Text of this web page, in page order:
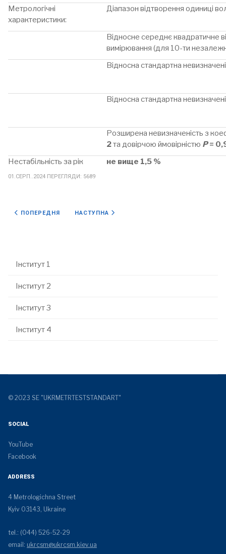
Метрологічні
характеристики:
Діапазон відтворення одиниці
Відносне середнє квадратичне
вимірювання (для 10-ти
Відносна стандартна
Відносна стандартна
Розширена невизначеність з
2та довірчою ймовірністю Р=
Нестабільність за рік
не вище 1,5 %
01.СЕРП..2024 ПЕРЕГЛЯДИ: 5689
ПОПЕРЕДНЯ СТАТТЯ: ВІДДІЛ 15
ПОПЕРЕДНЯ НАСТУПНА СТАТТЯ: СТРУКТУРА
НАСТУПНА
Інститут 1
Інститут 2
Інститут 3
Інститут 4
© 2023 SE "UKRMETRTESTSTANDART"
SOCIAL
YouTube
Facebook
ADDRESS
4 Metrologichna Street
Kyiv 03143, Ukraine
tel.: (044) 526-52-29
email: ukrcsm@ukrcsm.kiev.ua